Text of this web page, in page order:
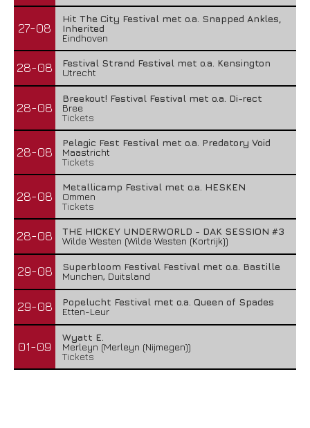
27-08
Hit The City Festival met o.a. Snapped Ankles,
Inherited
Eindhoven
28-08
Festival Strand Festival met o.a. Kensington
Utrecht
28-08
Breekout! Festival Festival met o.a. Di-rect
Bree
Tickets
28-08
Pelagic Fest Festival met o.a. Predatory Void
Maastricht
Tickets
28-08
Metallicamp Festival met o.a. HESKEN
Ommen
Tickets
28-08
THE HICKEY UNDERWORLD - DAK SESSION #3
Wilde Westen (Wilde Westen (Kortrijk))
29-08
Superbloom Festival Festival met o.a. Bastille
Munchen, Duitsland
29-08
Popelucht Festival met o.a. Queen of Spades
Etten-Leur
01-09
Wyatt E.
Merleyn (Merleyn (Nijmegen))
Tickets